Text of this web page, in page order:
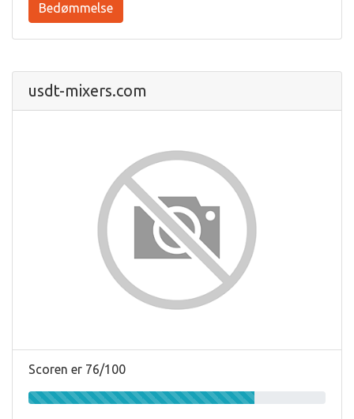
Bedømmelse
usdt-mixers.com
Scoren er 76/100